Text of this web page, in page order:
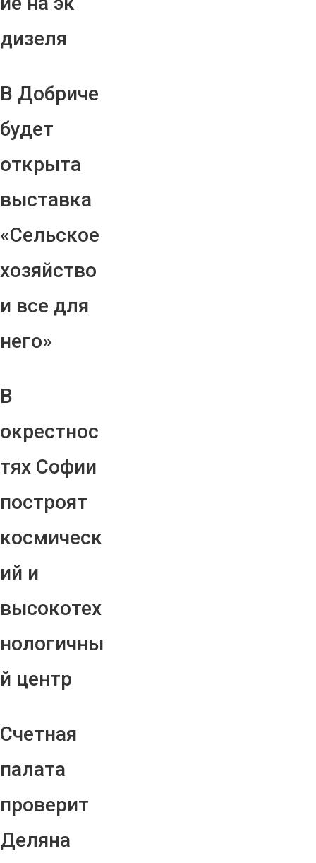
дизеля
В Добриче
будет
открыта
выставка
«Сельское
хозяйство
и все для
него»
В
окрестнос
тях Софии
построят
космическ
ий и
высокотех
нологичны
й центр
Счетная
палата
проверит
Деляна